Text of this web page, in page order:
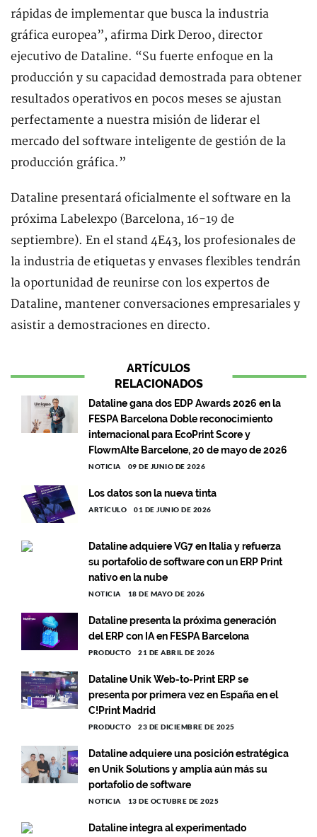
rápidas de implementar que busca la industria
gráfica europea”, afirma Dirk Deroo, director
ejecutivo de Dataline. “Su fuerte enfoque en la
producción y su capacidad demostrada para obtener
resultados operativos en pocos meses se ajustan
perfectamente a nuestra misión de liderar el
mercado del software inteligente de gestión de la
producción gráfica.”
Dataline presentará oficialmente el software en la
próxima Labelexpo (Barcelona, 16-19 de
septiembre). En el stand 4E43, los profesionales de
la industria de etiquetas y envases flexibles tendrán
la oportunidad de reunirse con los expertos de
Dataline, mantener conversaciones empresariales y
asistir a demostraciones en directo.
ARTÍCULOS
RELACIONADOS
Dataline gana dos EDP Awards 2026 en la
FESPA Barcelona Doble reconocimiento
internacional para EcoPrint Score y
FlowmAIte Barcelone, 20 de mayo de 2026
NOTICIA 09 DE JUNIO DE 2026
Los datos son la nueva tinta
ARTÍCULO 01 DE JUNIO DE 2026
Dataline adquiere VG7 en Italia y refuerza
su portafolio de software con un ERP Print
nativo en la nube
NOTICIA 18 DE MAYO DE 2026
Dataline presenta la próxima generación
del ERP con IA en FESPA Barcelona
PRODUCTO 21 DE ABRIL DE 2026
Dataline Unik Web-to-Print ERP se
presenta por primera vez en España en el
C!Print Madrid
PRODUCTO 23 DE DICIEMBRE DE 2025
Dataline adquiere una posición estratégica
en Unik Solutions y amplía aún más su
portafolio de software
NOTICIA 13 DE OCTUBRE DE 2025
Dataline integra al experimentado